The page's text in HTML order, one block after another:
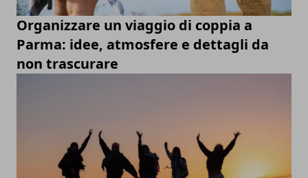
Organizzare un viaggio di coppia a
Parma: idee, atmosfere e dettagli da
non trascurare